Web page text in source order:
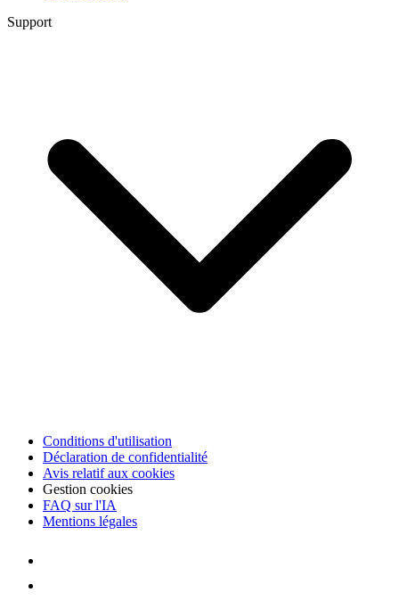
Support
Conditions d'utilisation
Déclaration de confidentialité
Avis relatif aux cookies
Gestion cookies
FAQ sur l'IA
Mentions légales